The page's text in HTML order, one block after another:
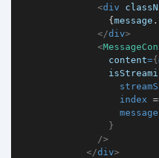
<div
{message .
</div>
<
content={
                  index
                  message
}
/>
</div>